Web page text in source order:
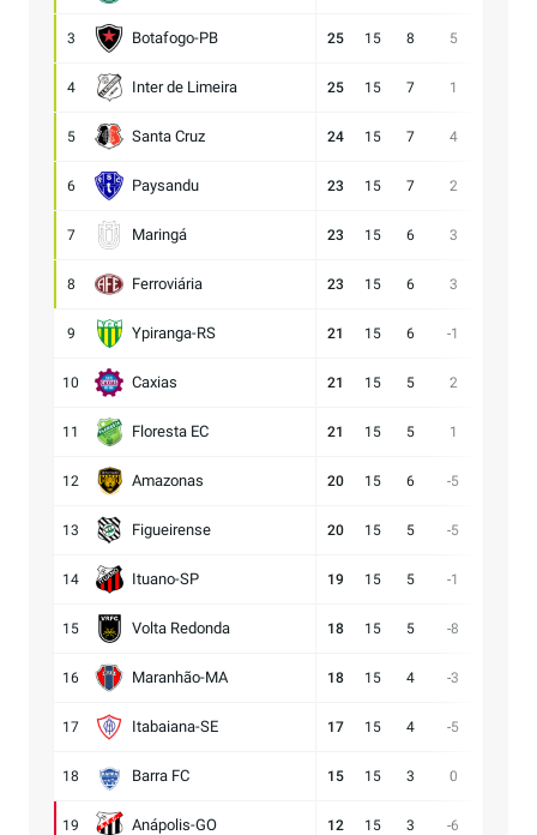
3 Botafogo-PB 25 15 8 5
4 Inter de Limeira 25 15 7 1
5 Santa Cruz 24 15 7 4
6 Paysandu 23 15 7 2
7 Maringá 23 15 6 3
8 Ferroviária 23 15 6 3
9 Ypiranga-RS 21 15 6 -1
10 Caxias 21 15 5 2
11 Floresta EC 21 15 5 1
12 Amazonas 20 15 6 -5
13 Figueirense 20 15 5 -5
14 Ituano-SP 19 15 5 -1
15 Volta Redonda 18 15 5 -8
16 Maranhão-MA 18 15 4 -3
17 Itabaiana-SE 17 15 4 -5
18 Barra FC 15 15 3 0
19 Anápolis-GO 12 15 3 -6